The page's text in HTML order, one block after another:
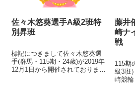
佐々木悠葵選手A級2班特
別昇班
標記につきまして佐々木悠葵選
手(群馬・115期・24歳)が2019年
12月1日から開催されておりまし
藤井
崎ナ
戦
115期
級3班
崎競輪